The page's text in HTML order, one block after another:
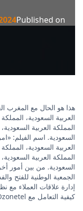
Published on
هذا هو الحال مع المغرب
العربية السعودية،
المملكة العربية
السعودية. اسم الفيلم:
العربية السعودية،
المملكة العربية
السعودية. من بين أمور
الجمعية الوطنية للفتح
كيفية التعامل مع Ozonetel مع Zoho CRM.